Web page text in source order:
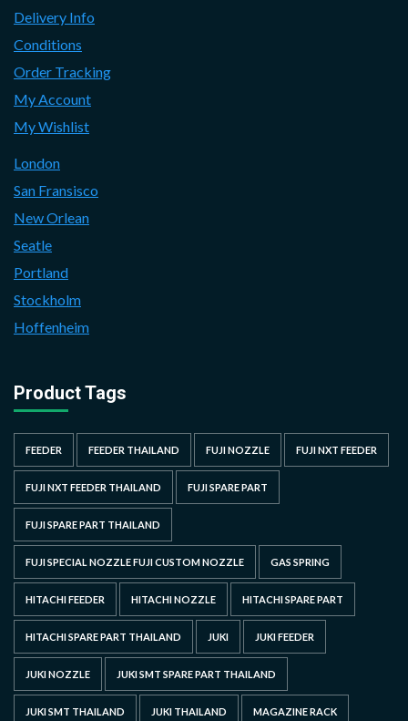
Delivery Info
Conditions
Order Tracking
My Account
My Wishlist
London
San Fransisco
New Orlean
Seatle
Portland
Stockholm
Hoffenheim
Product Tags
FEEDER FEEDER THAILAND FUJI NOZZLE FUJI NXT FEEDER
FUJI NXT FEEDER THAILAND FUJI SPARE PART
FUJI SPARE PART THAILAND
FUJI SPECIAL NOZZLE FUJI CUSTOM NOZZLE GAS SPRING
HITACHI FEEDER HITACHI NOZZLE HITACHI SPARE PART
HITACHI SPARE PART THAILAND JUKI JUKI FEEDER
JUKI NOZZLE JUKI SMT SPARE PART THAILAND
JUKI SMT THAILAND JUKI THAILAND MAGAZINE RACK